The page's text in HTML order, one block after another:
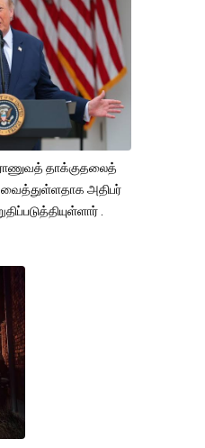
தாக்குதலைத்
வைத்துள்ளதாக அதிபர்
.